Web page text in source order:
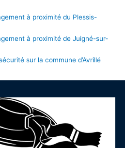
à proximité du Plessis-
à proximité de Juigné-sur-
sur la commune d’Avrillé